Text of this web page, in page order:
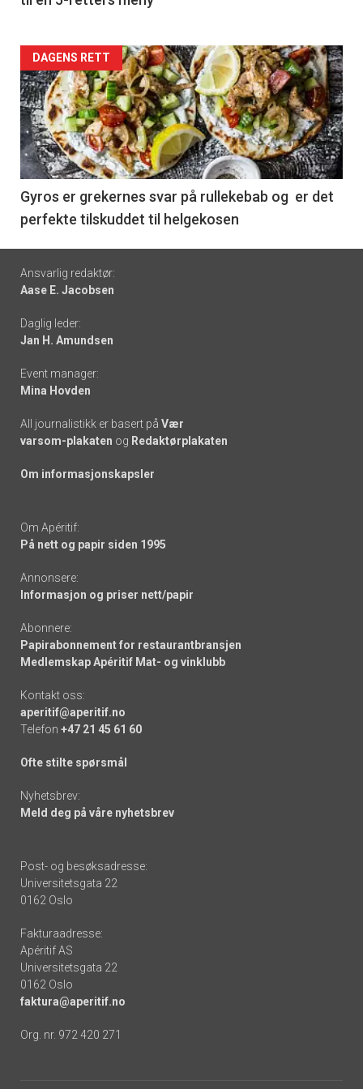
Forsiden
akkurat
nå
-
6
DAGENS RETT
Gyros er grekernes svar på rullekebab og er det
perfekte tilskuddet til helgekosen
Footer
-
links
Ansvarlig redaktør:
Aase E. Jacobsen
Daglig leder:
Jan H. Amundsen
Event manager:
Mina Hovden
All journalistikk er basert på Vær
varsom-plakaten og Redaktørplakaten
Om informasjonskapsler
Om Apéritif:
På nett og papir siden 1995
Annonsere:
Informasjon og priser nett/papir
Abonnere:
Papirabonnement for restaurantbransjen
Medlemskap Apéritif Mat- og vinklubb
Kontakt oss:
aperitif@aperitif.no
Telefon +47 21 45 61 60
Ofte stilte spørsmål
Nyhetsbrev:
Meld deg på våre nyhetsbrev
Post- og besøksadresse:
Universitetsgata 22
0162 Oslo
Fakturaadresse:
Apéritif AS
Universitetsgata 22
0162 Oslo
faktura@aperitif.no
Org. nr. 972 420 271